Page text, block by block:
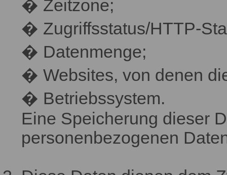
� Zeitzone;
� Zugriffsstatus/HTTP-
� Datenmenge;
� Websites, von denen
� Betriebssystem.
Eine Speicherung dieser
personenbezogenen